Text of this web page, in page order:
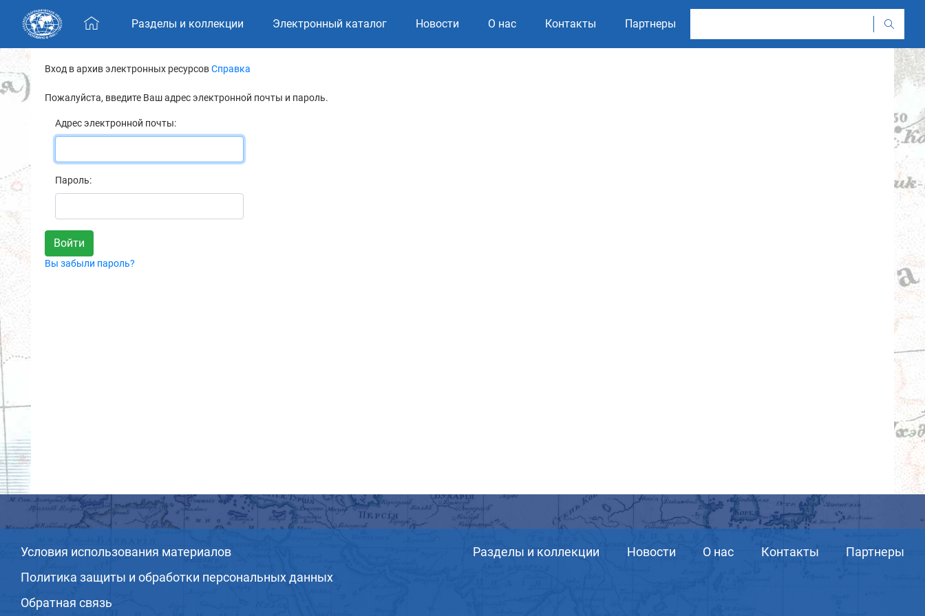
Skip navigation
Разделы и коллекции Электронный каталог Новости О нас Контакты Партнеры
Вход в архив электронных ресурсовСправка
Пожалуйста, введите Ваш адрес электронной почты и пароль.
Адрес электронной почты:
Пароль:
Вы забыли пароль?
Условия использования материалов
Политика защиты и обработки персональных данных
Обратная связь
Разделы и коллекции Новости О нас Контакты Партнеры